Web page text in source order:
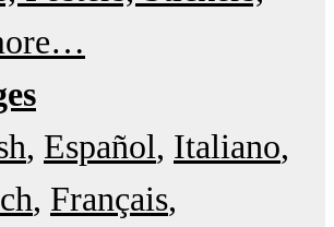
Español Italiano
Français